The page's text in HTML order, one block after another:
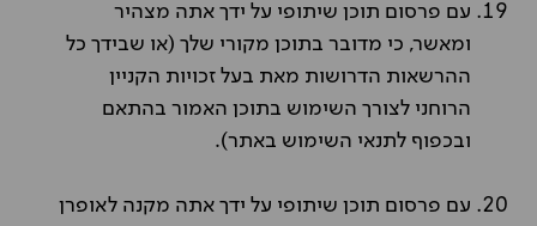
עם פרסום תוכן שיתופי על ידך אתה מצהיר
ומאשר, כי מדובר בתוכן מקורי שלך (או שבידך כל
ההרשאות הדרושות מאת בעל זכויות הקניין
הרוחני לצורך השימוש בתוכן האמור בהתאם
ובכפוף לתנאי השימוש באתר).
עם פרסום תוכן שיתופי על ידך אתה מקנה לאופרן